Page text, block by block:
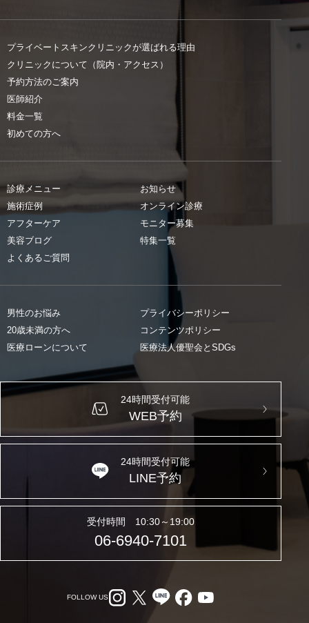
プライベートスキンクリニックが選ばれる理由
クリニックについて（院内・アクセス）
予約方法のご案内
医師紹介
料金一覧
初めての方へ
診療メニュー
施術症例
アフターケア
美容ブログ
よくあるご質問
お知らせ
オンライン診療
モニター募集
特集一覧
男性のお悩み
20歳未満の方へ
医療ローンについて
プライバシーポリシー
コンテンツポリシー
医療法人優聖会とSDGs
24時間受付可能
WEB予約
24時間受付可能
LINE予約
受付時間 10:30～19:00
06-6940-7101
FOLLOW US